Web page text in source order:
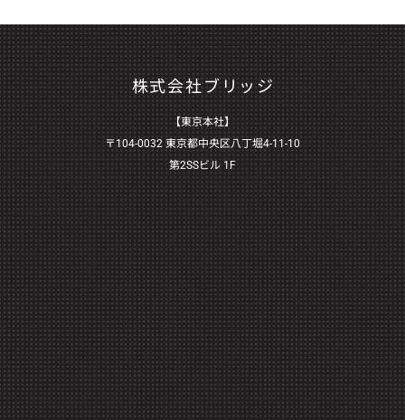
株式会社ブリッジ
【東京本社】
〒104-0032 東京都中央区八丁堀4-11-10
第2SSビル 1F